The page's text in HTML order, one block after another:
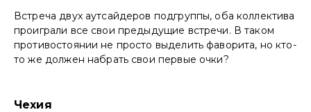
Встреча двух аутсайдеров подгруппы, оба коллектива
проиграли все свои предыдущие встречи. В таком
противостоянии не просто выделить фаворита, но кто-
то же должен набрать свои первые очки?
Чехия